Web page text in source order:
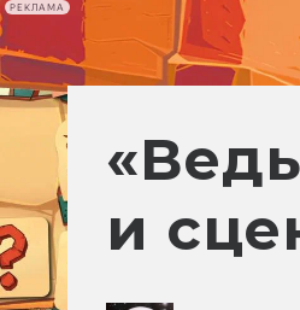
РЕКЛАМА
и